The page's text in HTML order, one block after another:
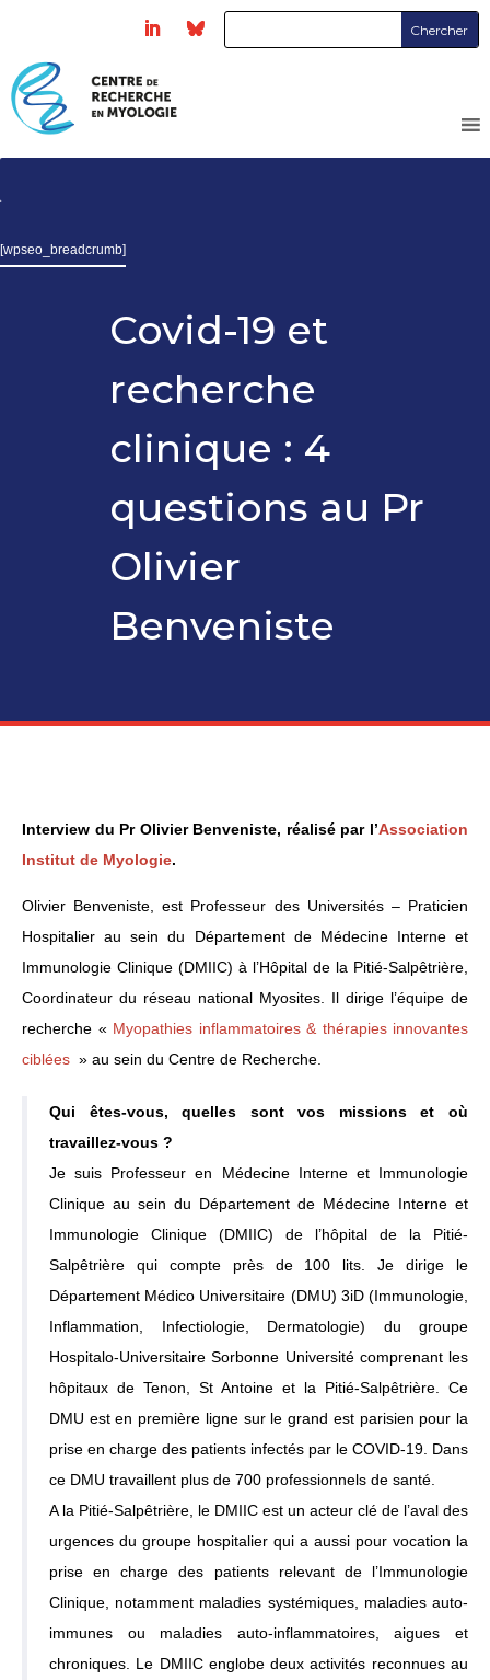
[wpseo_breadcrumb]
Covid-19 et
recherche
clinique : 4
questions au Pr
Olivier
Benveniste
Interview du Pr Olivier Benveniste, réalisé par l’Association
Institut de Myologie.
Olivier Benveniste, est Professeur des Universités – Praticien
Hospitalier au sein du Département de Médecine Interne et
Immunologie Clinique (DMIIC) à l’Hôpital de la Pitié-Salpêtrière,
Coordinateur du réseau national Myosites. Il dirige l’équipe de
recherche « Myopathies inflammatoires & thérapies innovantes
ciblées » au sein du Centre de Recherche.
Qui êtes-vous, quelles sont vos missions et où
travaillez-vous ?
Je suis Professeur en Médecine Interne et Immunologie
Clinique au sein du Département de Médecine Interne et
Immunologie Clinique (DMIIC) de l’hôpital de la Pitié-
Salpêtrière qui compte près de 100 lits. Je dirige le
Département Médico Universitaire (DMU) 3iD (Immunologie,
Inflammation, Infectiologie, Dermatologie) du groupe
Hospitalo-Universitaire Sorbonne Université comprenant les
hôpitaux de Tenon, St Antoine et la Pitié-Salpêtrière. Ce
DMU est en première ligne sur le grand est parisien pour la
prise en charge des patients infectés par le COVID-19. Dans
ce DMU travaillent plus de 700 professionnels de santé.
A la Pitié-Salpêtrière, le DMIIC est un acteur clé de l’aval des
urgences du groupe hospitalier qui a aussi pour vocation la
prise en charge des patients relevant de l’Immunologie
Clinique, notamment maladies systémiques, maladies auto-
immunes ou maladies auto-inflammatoires, aigues et
chroniques. Le DMIIC englobe deux activités reconnues au